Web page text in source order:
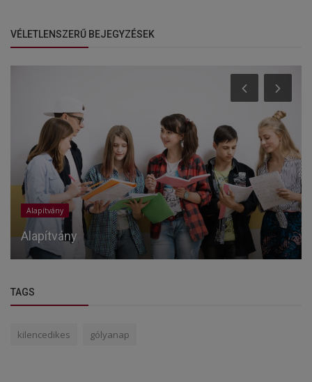
VÉLETLENSZERŰ BEJEGYZÉSEK
Alapítvány
Alapítvány
TAGS
kilencedikes gólyanap